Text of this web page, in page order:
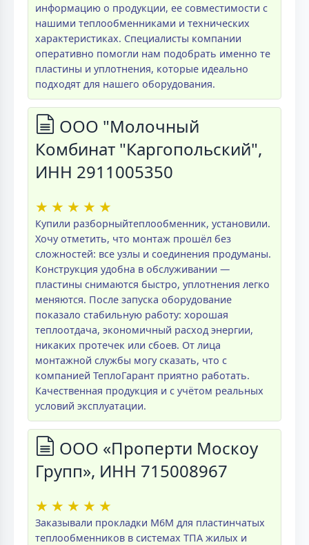
информацию о продукции, ее совместимости с
нашими теплообменниками и технических
характеристиках. Специалисты компании
оперативно помогли нам подобрать именно те
пластины и уплотнения, которые идеально
подходят для нашего оборудования.
ООО "Молочный
Комбинат "Каргопольский",
ИНН 2911005350
★ ★ ★ ★ ★
Купили разборныйтеплообменник, установили.
Хочу отметить, что монтаж прошёл без
сложностей: все узлы и соединения продуманы.
Конструкция удобна в обслуживании —
пластины снимаются быстро, уплотнения легко
меняются. После запуска оборудование
показало стабильную работу: хорошая
теплоотдача, экономичный расход энергии,
никаких протечек или сбоев. От лица
монтажной службы могу сказать, что с
компанией ТеплоГарант приятно работать.
Качественная продукция и с учётом реальных
условий эксплуатации.
ООО «Проперти Москоу
Групп», ИНН 715008967
★ ★ ★ ★ ★
Заказывали прокладки M6M для пластинчатых
теплообменников в системах ТПА жилых и